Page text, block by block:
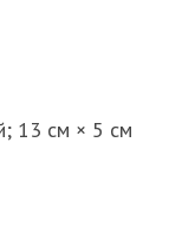
13 см × 5 см